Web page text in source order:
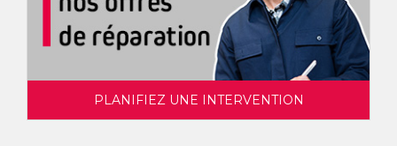
PLANIFIEZ UNE INTERVENTION